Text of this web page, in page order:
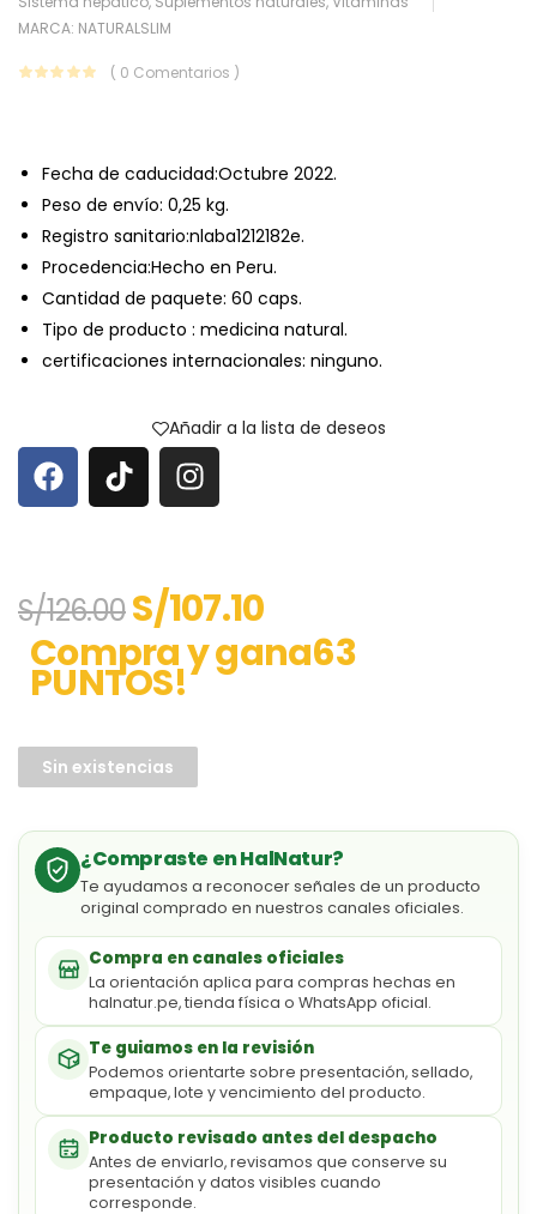
MARCA: NATURALSLIM
( 0 Comentarios )
Fecha de caducidad:Octubre 2022.
Peso de envío: 0,25 kg.
Registro sanitario:nlaba1212182e.
Procedencia:Hecho en Peru.
Cantidad de paquete: 60 caps.
Tipo de producto : medicina natural.
certificaciones internacionales: ninguno.
Añadir a la lista de deseos
S/126.00S/107.10
Compra y gana63
PUNTOS!
Sin existencias
¿Compraste en HalNatur?
Te ayudamos a reconocer señales de un producto
original comprado en nuestros canales oficiales.
Compra en canales oficiales
La orientación aplica para compras hechas en
halnatur.pe, tienda física o WhatsApp oficial.
Te guiamos en la revisión
Podemos orientarte sobre presentación, sellado,
empaque, lote y vencimiento del producto.
Producto revisado antes del despacho
Antes de enviarlo, revisamos que conserve su
presentación y datos visibles cuando
corresponde.